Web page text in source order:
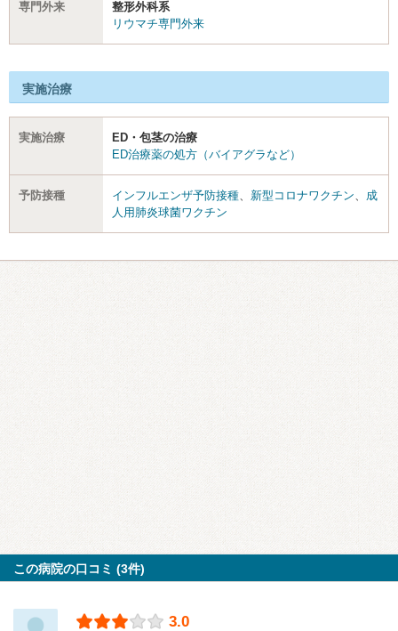
専門外来
整形外科系
リウマチ専門外来
実施治療
実施治療
ED・包茎の治療
ED治療薬の処方（バイアグラなど）
予防接種 インフルエンザ予防接種、 新型コロナワクチン、 成
人用肺炎球菌ワクチン
この病院の口コミ (3件)
3.0